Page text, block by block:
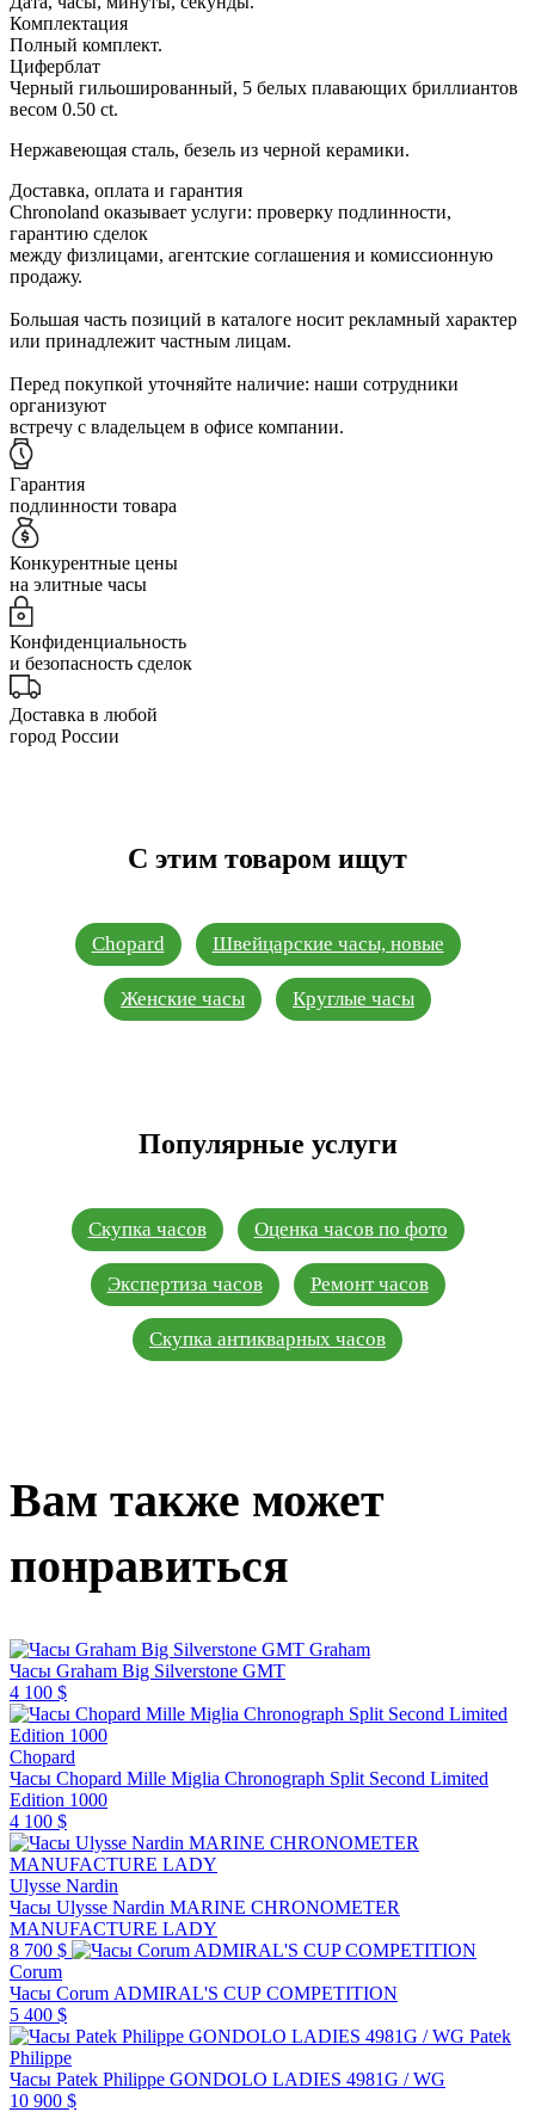
Комплектация
Полный комплект.
Циферблат
Черный гильошированный, 5 белых плавающих бриллиантов
весом 0.50 ct.
Нержавеющая сталь, безель из черной керамики.
Доставка, оплата и гарантия
Chronoland оказывает услуги: проверку подлинности,
гарантию сделок
между физлицами, агентские соглашения и комиссионную
продажу.
Большая часть позиций в каталоге носит рекламный характер
или принадлежит частным лицам.
Перед покупкой уточняйте наличие: наши сотрудники
организуют
встречу с владельцем в офисе компании.
Гарантия
подлинности товара
Конкурентные цены
на элитные часы
Конфиденциальность
и безопасность сделок
Доставка в любой
город России
С этим товаром ищут
Chopard Швейцарские часы, новые
Женские часы Круглые часы
Популярные услуги
Скупка часов Оценка часов по фото
Экспертиза часов Ремонт часов
Скупка антикварных часов
Вам также может
понравиться
Graham
Часы Graham Big Silverstone GMT
4 100 $
Chopard
Часы Chopard Mille Miglia Chronograph Split Second Limited
Edition 1000
4 100 $
Ulysse Nardin
Часы Ulysse Nardin MARINE CHRONOMETER
MANUFACTURE LADY
8 700 $
Corum
Часы Corum ADMIRAL'S CUP COMPETITION
5 400 $
Patek
Philippe
Часы Patek Philippe GONDOLO LADIES 4981G / WG
10 900 $